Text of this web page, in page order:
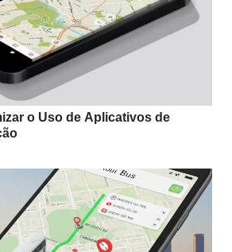
o Uso de Aplicativos de